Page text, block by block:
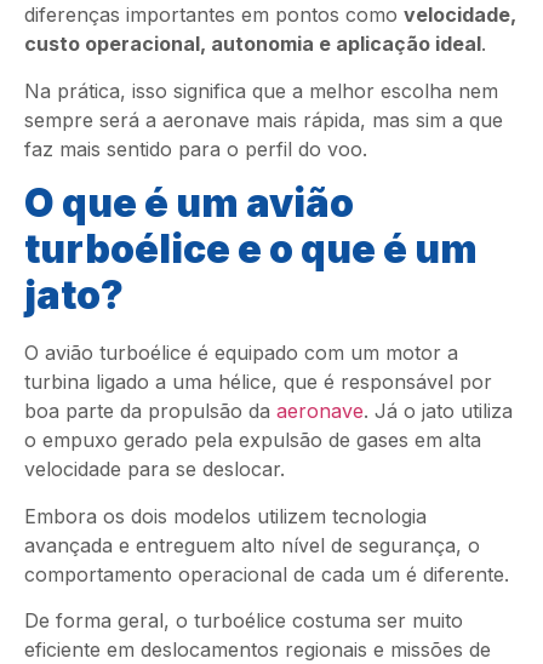
diferenças importantes em pontos como velocidade,
custo operacional, autonomia e aplicação ideal.
Na prática, isso significa que a melhor escolha nem
sempre será a aeronave mais rápida, mas sim a que
faz mais sentido para o perfil do voo.
O que é um avião
turboélice e o que é um
jato?
O avião turboélice é equipado com um motor a
turbina ligado a uma hélice, que é responsável por
boa parte da propulsão da aeronave. Já o jato utiliza
o empuxo gerado pela expulsão de gases em alta
velocidade para se deslocar.
Embora os dois modelos utilizem tecnologia
avançada e entreguem alto nível de segurança, o
comportamento operacional de cada um é diferente.
De forma geral, o turboélice costuma ser muito
eficiente em deslocamentos regionais e missões de